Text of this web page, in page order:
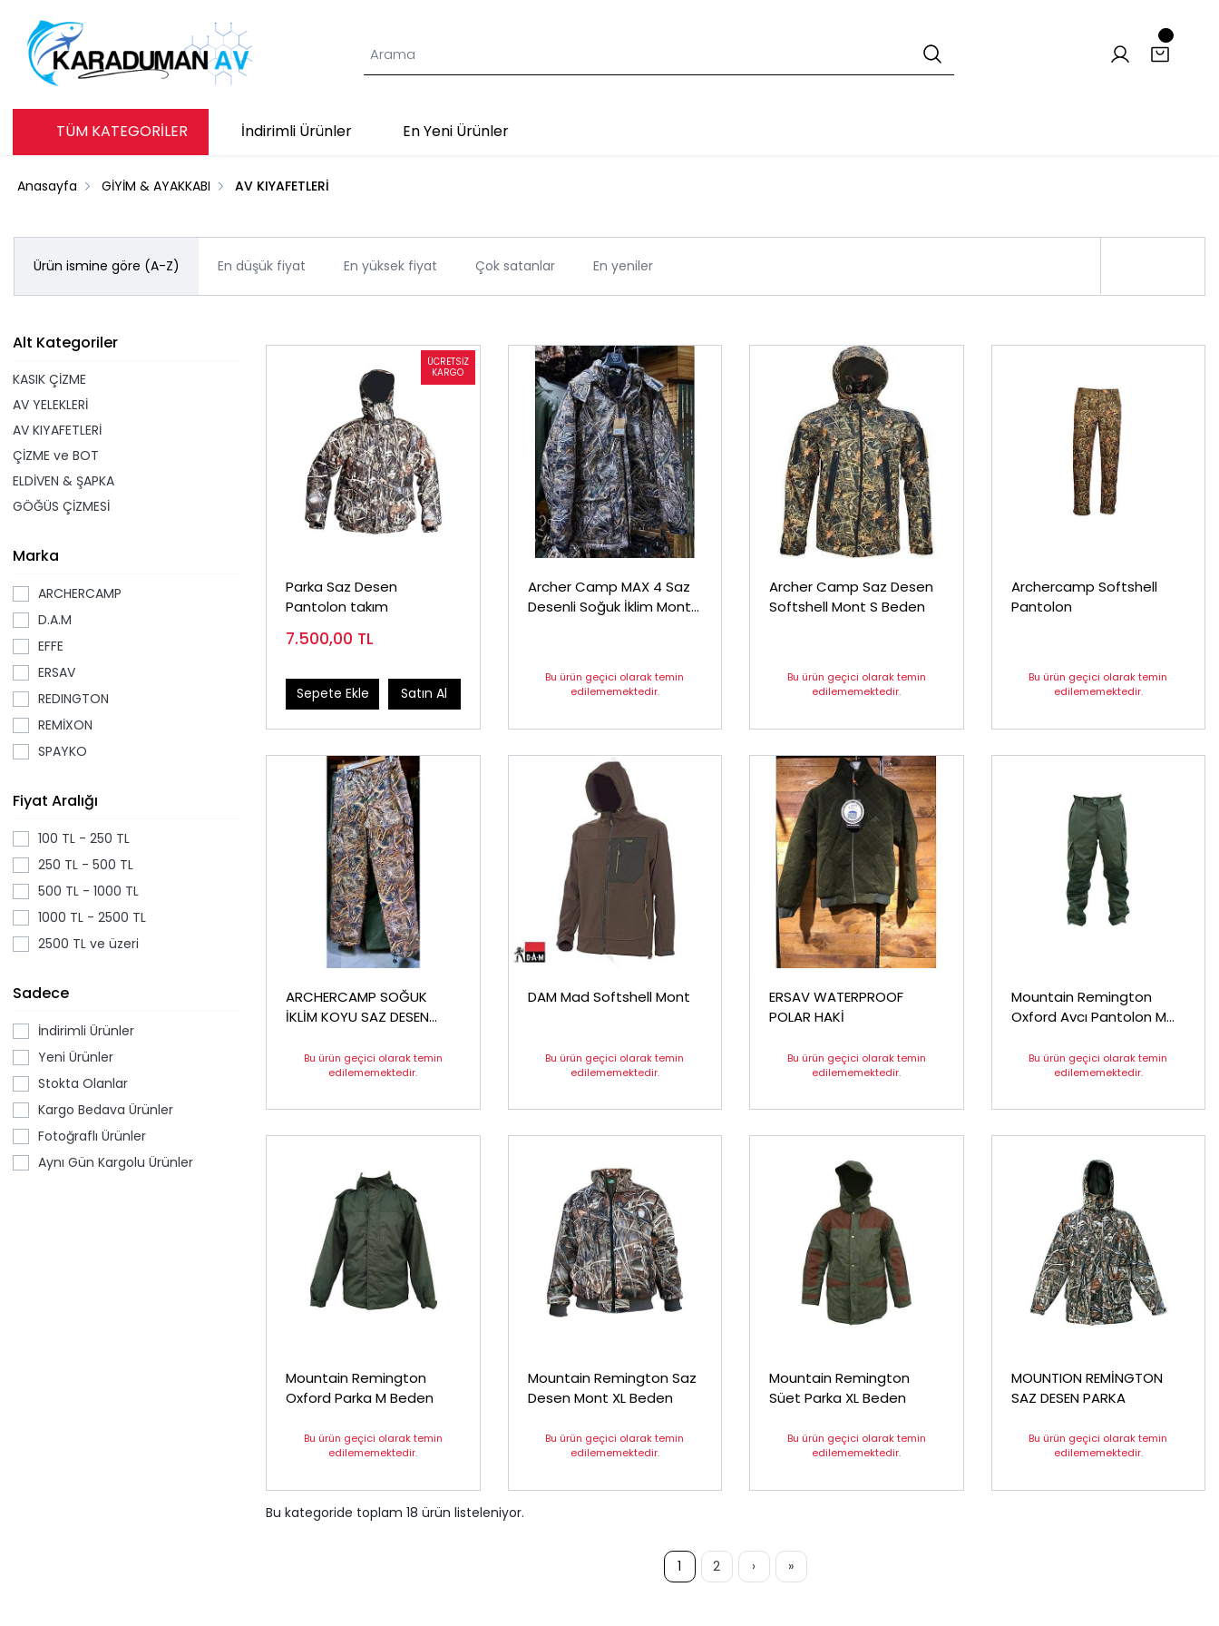
TÜM KATEGORİLER İndirimli Ürünler En Yeni Ürünler
Anasayfa GİYİM & AYAKKABI AV KIYAFETLERİ
Ürün ismine göre (A-Z) En düşük fiyat En yüksek fiyat Çok satanlar En yeniler
Alt Kategoriler
KASIK ÇİZME
AV YELEKLERİ
AV KIYAFETLERİ
ÇİZME ve BOT
ELDİVEN & ŞAPKA
GÖĞÜS ÇİZMESİ
Marka
ARCHERCAMP
D.A.M
EFFE
ERSAV
REDINGTON
REMİXON
SPAYKO
Fiyat Aralığı
100 TL - 250 TL
250 TL - 500 TL
500 TL - 1000 TL
1000 TL - 2500 TL
2500 TL ve üzeri
Sadece
İndirimli Ürünler
Yeni Ürünler
Stokta Olanlar
Kargo Bedava Ürünler
Fotoğraflı Ürünler
Aynı Gün Kargolu Ürünler
Parka Saz Desen
Pantolon takım
7.500,00 TL
Sepete Ekle Satın Al
Archer Camp MAX 4 Saz
Desenli Soğuk İklim Mont
Bu ürün geçici olarak temin
edilememektedir.
Archer Camp Saz Desen
Softshell Mont S Beden
Bu ürün geçici olarak temin
edilememektedir.
Archercamp Softshell
Pantolon
Bu ürün geçici olarak temin
edilememektedir.
ARCHERCAMP SOĞUK
İKLİM KOYU SAZ DESEN
Bu ürün geçici olarak temin
edilememektedir.
DAM Mad Softshell Mont
Bu ürün geçici olarak temin
edilememektedir.
ERSAV WATERPROOF
POLAR HAKİ
Bu ürün geçici olarak temin
edilememektedir.
Mountain Remington
Oxford Avcı Pantolon M
Bu ürün geçici olarak temin
edilememektedir.
Mountain Remington
Oxford Parka M Beden
Bu ürün geçici olarak temin
edilememektedir.
Mountain Remington Saz
Desen Mont XL Beden
Bu ürün geçici olarak temin
edilememektedir.
Mountain Remington
Süet Parka XL Beden
Bu ürün geçici olarak temin
edilememektedir.
MOUNTION REMİNGTON
SAZ DESEN PARKA
Bu ürün geçici olarak temin
edilememektedir.
Bu kategoride toplam 18 ürün listeleniyor.
1 2 › »